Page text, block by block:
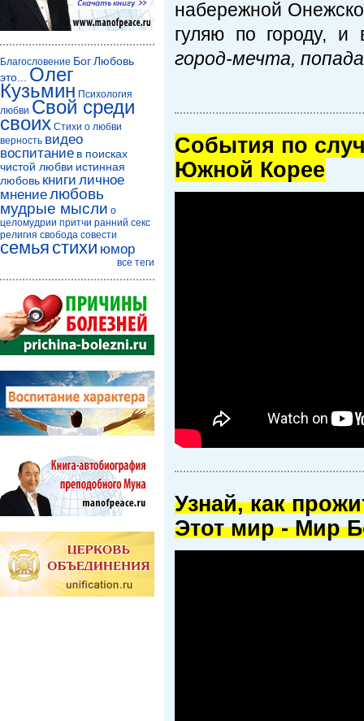
набережной
гуляю по городу, и
город-мечта,
Cобытия по
Южной Корее
Узнай, как
Этот мир - Мир
Благословение БогЛюбовь
это...
Олег
Кузьмин Психология
любви Свой среди
своих Стихи о любви
верность видео
воспитание в поисках
чистой любви истинная
любовь книги личное
мнениелюбовь
мудрые мысли о
целомудрии притчи ранний секс
религия свобода совести
семья стихи юмор
все теги